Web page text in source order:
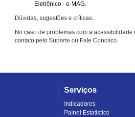
Eletrônico - e-MAG.
Dúvidas, sugestões e críticas:
No caso de problemas com a acessibilidade
contato pelo Suporte ou Fale Conosco.
Serviços
Indicadores
Painel Estatístico